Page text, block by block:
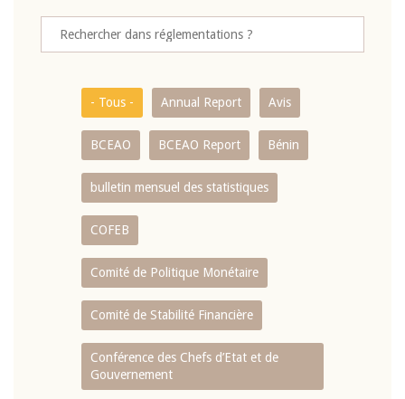
- Tous - Annual Report Avis
BCEAO BCEAO Report Bénin
bulletin mensuel des statistiques
COFEB
Comité de Politique Monétaire
Comité de Stabilité Financière
Conférence des Chefs d’Etat et de
Gouvernement